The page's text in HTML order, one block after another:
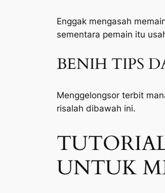
Enggak mengasah
sementara pemain itu
BENIH TIPS
Menggelongsor terbit
risalah dibawah ini.
UNTUK